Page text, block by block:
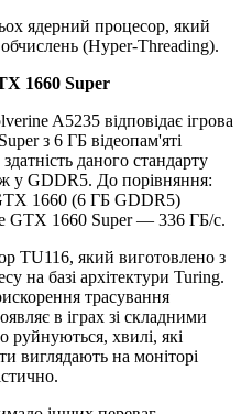
ядерний процесор, який
(Hyper-Threading).
1660 Super
A5235 відповідає ігрова
з 6 ГБ відеопам'яті
даного стандарту
у GDDR5. До порівняння:
1660 (6 ГБ GDDR5)
GTX 1660 Super — 336 ГБ/c.
TU116, який виготовлено з
на базі архітектури Turing.
трасування
в іграх зі складними
руйнуються, хвилі, які
виглядають на моніторі